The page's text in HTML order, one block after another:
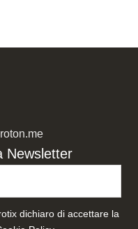
Newsletter
dichiaro di accettare la